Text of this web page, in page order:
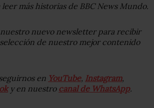
más historias de BBC News Mundo.
nuevo newsletter para recibir
de nuestro mejor contenido
en YouTube, Instagram,
y en nuestro canal de WhatsApp.